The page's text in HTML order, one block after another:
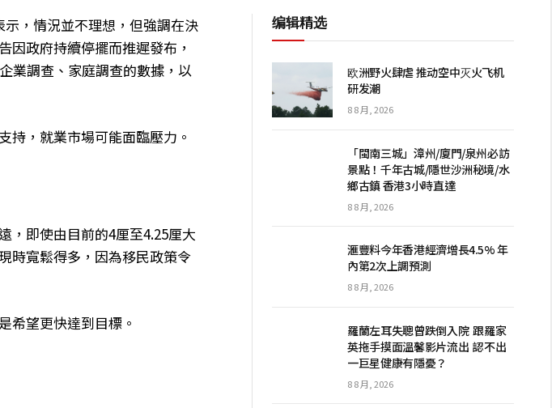
，情況並不理想，但強調在決
因政府持續停擺而推遲發布，
業調查、家庭調查的數據，以
持，就業市場可能面臨壓力。
，即使由目前的4厘至4.25厘大
時寬鬆得多，因為移民政策令
希望更快達到目標。
编辑精选
欧洲野火肆虐 推动空中灭火飞机
研发潮
8 8 月, 2026
「閩南三城」漳州/廈門/泉州必訪
景點！千年古城/隱世沙洲秘境/水
鄉古鎮 香港3小時直達
8 8 月, 2026
滙豐料今年香港經濟增長4.5% 年
內第2次上調預測
8 8 月, 2026
羅蘭左耳失聰曾跌倒入院 跟羅家
英拖手摸面溫馨影片流出 認不出
一巨星健康有隱憂？
8 8 月, 2026